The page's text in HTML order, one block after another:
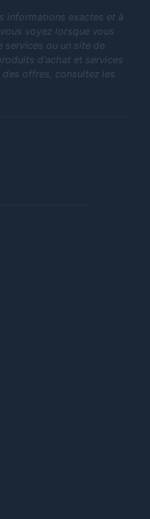
informations exactes et à
voyez lorsque vous
services ou un site de
d'achat et services
offres, consultez les